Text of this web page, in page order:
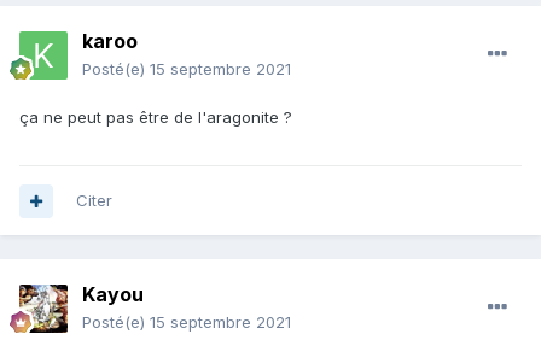
karoo
Posté(e) 15 septembre 2021
ça ne peut pas être de l'aragonite ?
Citer
Kayou
Posté(e) 15 septembre 2021